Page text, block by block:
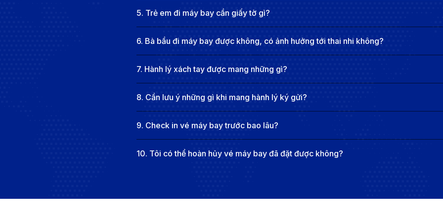
tiện hơn bao giờ hết. Với giao thông kết nối thuận lợi, hành khách có thể dễ dàng di chuyển từ sân bay vào
Sân bay Phù Cát (UIH) nằm cách trung tâm thành phố Quy Nhơn khoảng 35 km, là cửa ngõ quan trọng của
đại, sân bay Phù Cát đóng vai trò kết nối Quy Nhơn với các thành phố lớn như Hà Nội, TP.HCM và Đà Nẵng,
triển du lịch và kinh tế địa phương. Với các khu vực làm thủ tục nhanh chóng và dịch vụ tiện ích đầy đủ, sân
khách. Từ sân bay, du khách dễ dàng tiếp cận các điểm đến nổi bật và các khu du lịch biển quyến rũ của Quy
Mẹo tìm vé máy bay giá rẻ từ Huế đi Quy Nhơn
: Để đảm bảo tìm được vé máy bay giá rẻ từ Huế đi Điện Biên, bạn nên lên kế hoạch và đặt vé
5. Trẻ em đi máy bay cần giấy tờ gì?
6. Bà bầu đi máy bay được không, có ảnh hưởng tới thai nhi không?
7. Hành lý xách tay được mang những gì?
8. Cần lưu ý những gì khi mang hành lý ký gửi?
9. Check in vé máy bay trước bao lâu?
10. Tôi có thể hoàn hủy vé máy bay đã đặt được không?